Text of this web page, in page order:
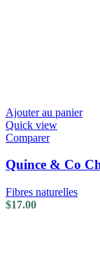
Ajouter au panier
Quick view
Comparer
Quince & Co
Fibres naturelles
$17.00